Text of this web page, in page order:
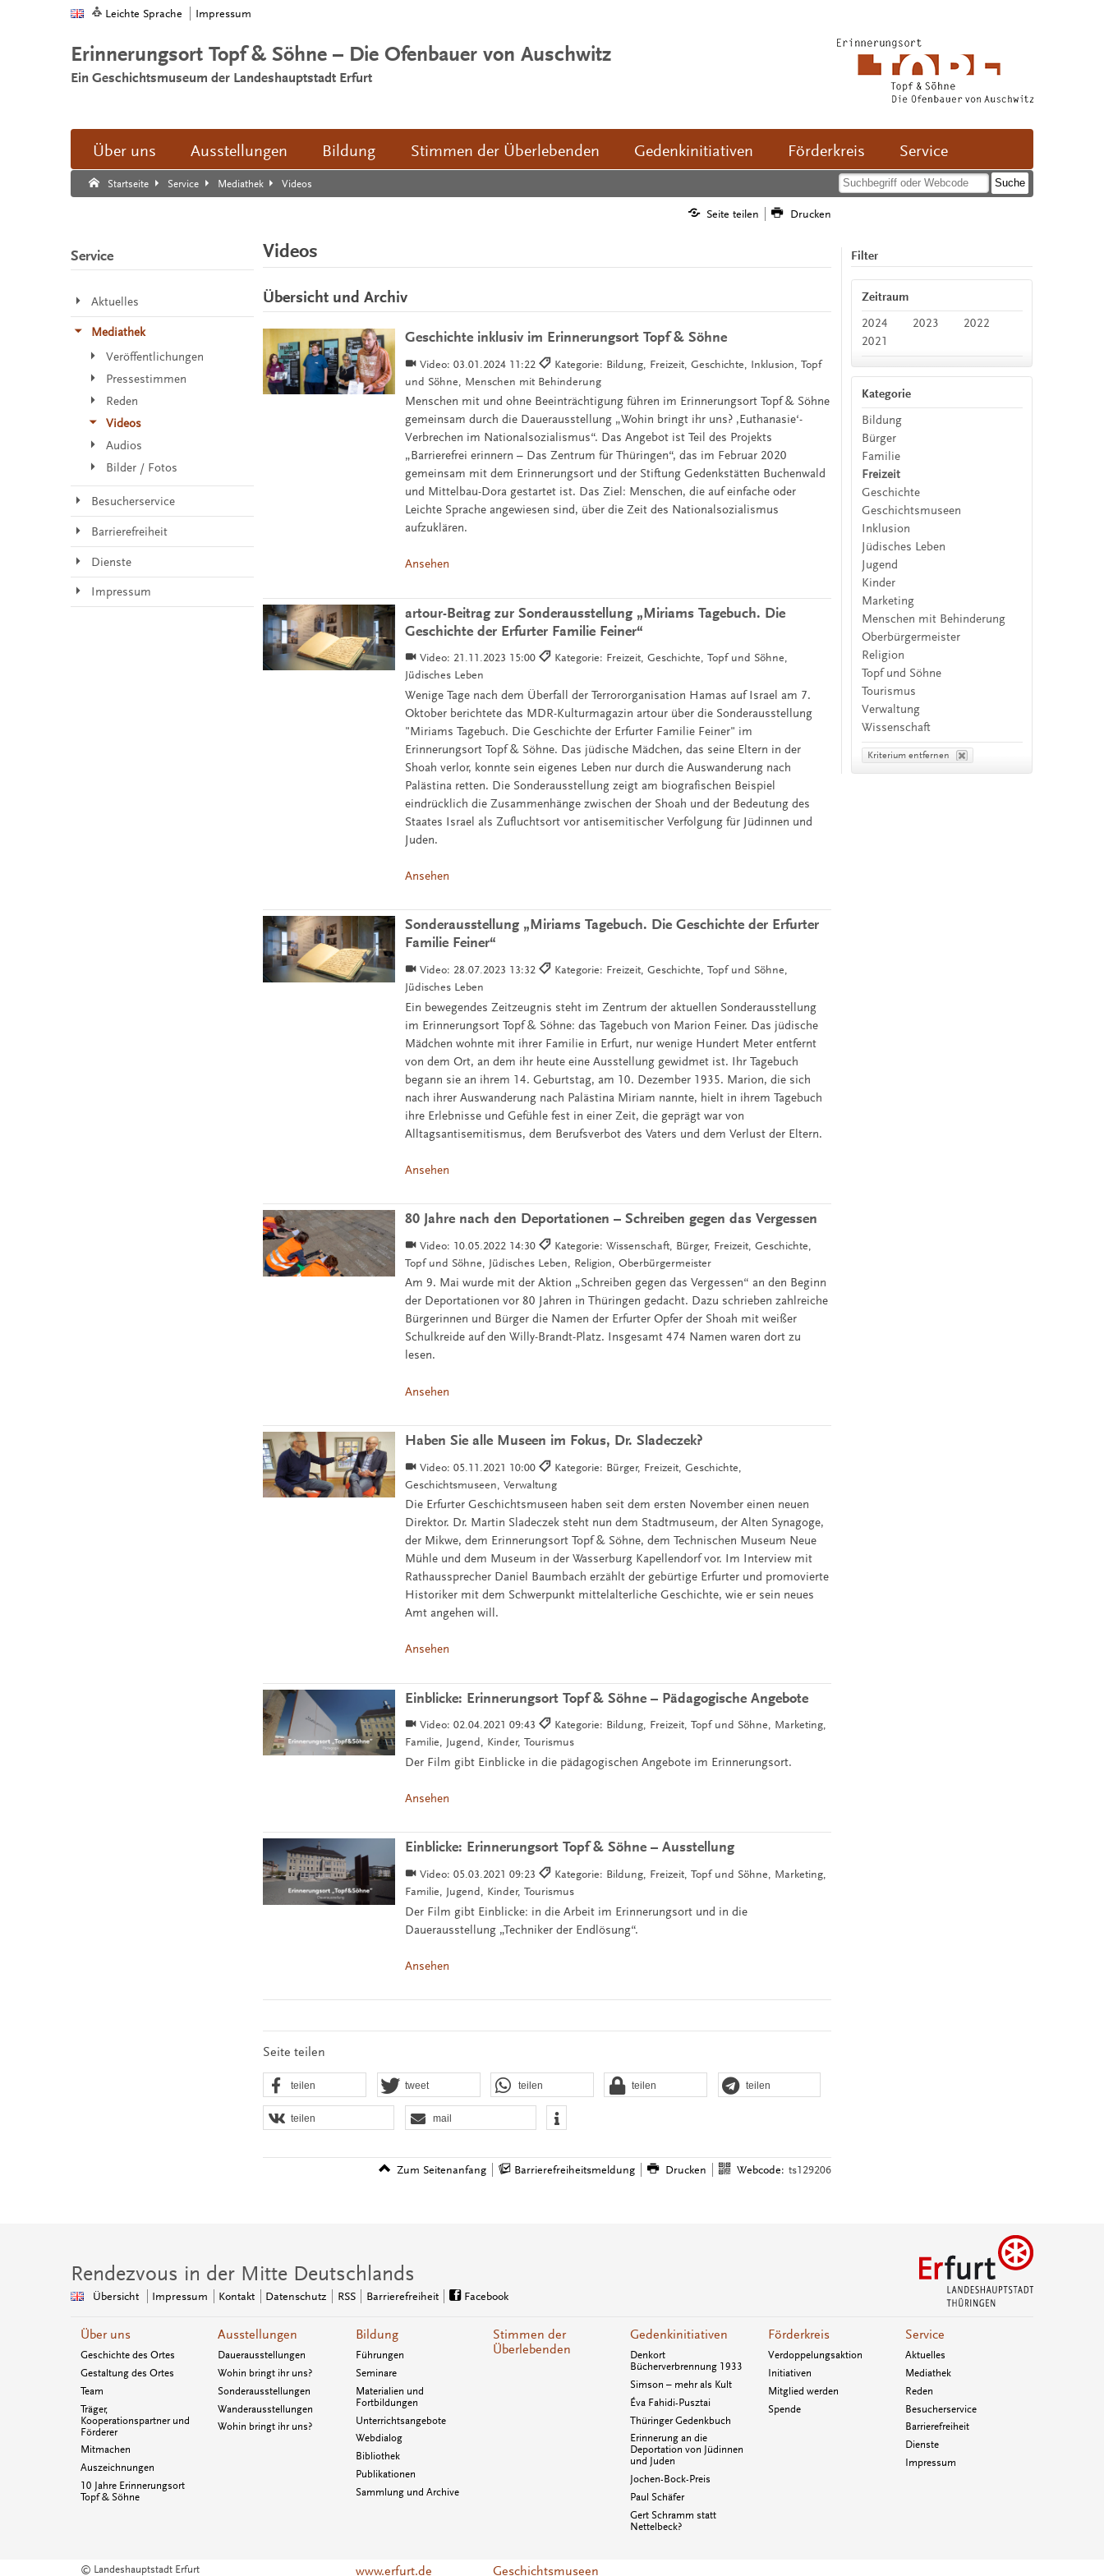
Leichte Sprache Impressum
Erinnerungsort Topf & Söhne – Die Ofenbauer von Auschwitz
Ein Geschichtsmuseum der Landeshauptstadt Erfurt
Über uns Ausstellungen Bildung Stimmen der Überlebenden Gedenkinitiativen Förderkreis Service
Startseite Service Mediathek Videos
Suche:
Suche Ende.
Seite teilen Drucken
Videos
Übersicht und Archiv
Geschichte inklusiv im Erinnerungsort Topf & Söhne
Video:03.01.2024 11:22
Kategorie: Bildung, Freizeit, Geschichte, Inklusion, Topf
und Söhne, Menschen mit Behinderung
Menschen mit und ohne Beeinträchtigung führen im Erinnerungsort Topf & Söhne
gemeinsam durch die Dauerausstellung „Wohin bringt ihr uns? ,Euthanasie‘-
Verbrechen im Nationalsozialismus“. Das Angebot ist Teil des Projekts
„Barrierefrei erinnern – Das Zentrum für Thüringen“, das im Februar 2020
gemeinsam mit dem Erinnerungsort und der Stiftung Gedenkstätten Buchenwald
und Mittelbau-Dora gestartet ist. Das Ziel: Menschen, die auf einfache oder
Leichte Sprache angewiesen sind, über die Zeit des Nationalsozialismus
aufzuklären.
Ansehen
artour-Beitrag zur Sonderausstellung „Miriams Tagebuch. Die
Geschichte der Erfurter Familie Feiner“
Video: 21.11.2023 15:00
Kategorie: Freizeit, Geschichte, Topf und Söhne,
Jüdisches Leben
Wenige Tage nach dem Überfall der Terrororganisation Hamas auf Israel am 7.
Oktober berichtete das MDR-Kulturmagazin artour über die Sonderausstellung
"Miriams Tagebuch. Die Geschichte der Erfurter Familie Feiner" im
Erinnerungsort Topf & Söhne. Das jüdische Mädchen, das seine Eltern in der
Shoah verlor, konnte sein eigenes Leben nur durch die Auswanderung nach
Palästina retten. Die Sonderausstellung zeigt am biografischen Beispiel
eindrücklich die Zusammenhänge zwischen der Shoah und der Bedeutung des
Staates Israel als Zufluchtsort vor antisemitischer Verfolgung für Jüdinnen und
Juden.
Ansehen
Sonderausstellung „Miriams Tagebuch. Die Geschichte der Erfurter
Familie Feiner“
Video: 28.07.2023 13:32
Kategorie: Freizeit, Geschichte, Topf und Söhne,
Jüdisches Leben
Ein bewegendes Zeitzeugnis steht im Zentrum der aktuellen Sonderausstellung
im Erinnerungsort Topf & Söhne: das Tagebuch von Marion Feiner. Das jüdische
Mädchen wohnte mit ihrer Familie in Erfurt, nur wenige Hundert Meter entfernt
von dem Ort, an dem ihr heute eine Ausstellung gewidmet ist. Ihr Tagebuch
begann sie an ihrem 14. Geburtstag, am 10. Dezember 1935. Marion, die sich
nach ihrer Auswanderung nach Palästina Miriam nannte, hielt in ihrem Tagebuch
ihre Erlebnisse und Gefühle fest in einer Zeit, die geprägt war von
Alltagsantisemitismus, dem Berufsverbot des Vaters und dem Verlust der Eltern.
Ansehen
80 Jahre nach den Deportationen – Schreiben gegen das Vergessen
Video: 10.05.2022 14:30
Kategorie: Wissenschaft, Bürger, Freizeit, Geschichte,
Topf und Söhne, Jüdisches Leben, Religion, Oberbürgermeister
Am 9. Mai wurde mit der Aktion „Schreiben gegen das Vergessen“ an den Beginn
der Deportationen vor 80 Jahren in Thüringen gedacht. Dazu schrieben zahlreiche
Bürgerinnen und Bürger die Namen der Erfurter Opfer der Shoah mit weißer
Schulkreide auf den Willy-Brandt-Platz. Insgesamt 474 Namen waren dort zu
lesen.
Ansehen
Haben Sie alle Museen im Fokus, Dr. Sladeczek?
Video:05.11.2021 10:00
Kategorie: Bürger, Freizeit, Geschichte,
Geschichtsmuseen, Verwaltung
Die Erfurter Geschichtsmuseen haben seit dem ersten November einen neuen
Direktor. Dr. Martin Sladeczek steht nun dem Stadtmuseum, der Alten Synagoge,
der Mikwe, dem Erinnerungsort Topf & Söhne, dem Technischen Museum Neue
Mühle und dem Museum in der Wasserburg Kapellendorf vor. Im Interview mit
Rathaussprecher Daniel Baumbach erzählt der gebürtige Erfurter und promovierte
Historiker mit dem Schwerpunkt mittelalterliche Geschichte, wie er sein neues
Amt angehen will.
Ansehen
Einblicke: Erinnerungsort Topf & Söhne – Pädagogische Angebote
Video:02.04.2021 09:43
Kategorie: Bildung, Freizeit, Topf und Söhne, Marketing,
Familie, Jugend, Kinder, Tourismus
Der Film gibt Einblicke in die pädagogischen Angebote im Erinnerungsort.
Ansehen
Einblicke: Erinnerungsort Topf & Söhne – Ausstellung
Video:05.03.2021 09:23
Kategorie: Bildung, Freizeit, Topf und Söhne, Marketing,
Familie, Jugend, Kinder, Tourismus
Der Film gibt Einblicke: in die Arbeit im Erinnerungsort und in die
Dauerausstellung „Techniker der Endlösung“.
Ansehen
Seite teilen
teilen tweet teilen teilen teilen
teilen mail
Zum Seitenanfang Barrierefreiheitsmeldung Drucken Webcode: ts129206
Filter
Zeitraum
2024
2023
2022
2021
Kategorie
Bildung
Bürger
Familie
Freizeit
Geschichte
Geschichtsmuseen
Inklusion
Jüdisches Leben
Jugend
Kinder
Marketing
Menschen mit Behinderung
Oberbürgermeister
Religion
Topf und Söhne
Tourismus
Verwaltung
Wissenschaft
Kriterium entfernen
Service
Aktuelles
Mediathek
Veröffentlichungen
Pressestimmen
Reden
Videos
Audios
Bilder / Fotos
Besucherservice
Barrierefreiheit
Dienste
Impressum
Rendezvous in der Mitte Deutschlands
Übersicht Impressum Kontakt Datenschutz RSS Barrierefreiheit Facebook
Über uns
Geschichte des Ortes
Gestaltung des Ortes
Team
Träger,
Kooperationspartner und
Förderer
Mitmachen
Auszeichnungen
10 Jahre Erinnerungsort
Topf & Söhne
Ausstellungen
Dauerausstellungen
Wohin bringt ihr uns?
Sonderausstellungen
Wanderausstellungen
Wohin bringt ihr uns?
Bildung
Führungen
Seminare
Materialien und
Fortbildungen
Unterrichtsangebote
Webdialog
Bibliothek
Publikationen
Sammlung und Archive
Stimmen der
Überlebenden
Gedenkinitiativen
Denkort
Bücherverbrennung 1933
Simson – mehr als Kult
Éva Fahidi-Pusztai
Thüringer Gedenkbuch
Erinnerung an die
Deportation von Jüdinnen
und Juden
Jochen-Bock-Preis
Paul Schäfer
Gert Schramm statt
Nettelbeck?
Förderkreis
Verdoppelungsaktion
Initiativen
Mitglied werden
Spende
Service
Aktuelles
Mediathek
Reden
Besucherservice
Barrierefreiheit
Dienste
Impressum
© Landeshauptstadt Erfurt www.erfurt.de Geschichtsmuseen